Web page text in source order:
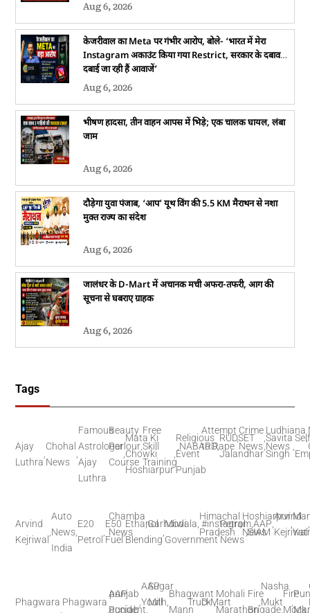
Aug 6, 2026
केजरीवाल का Meta पर गंभीर आरोप, बोले- ‘भारत में मेरा
Instagram अकाउंट किया गया Restrict, सरकार के दबाव में
दबाई जा रही हैं आवाजें’
Aug 6, 2026
भीषण हादसा, तीन वाहन आपस में भिड़े; एक चालक घायल, लंबा
जाम
Aug 6, 2026
दौड़ेगा युवा पंजाब, ‘आप’ यूथ विंग की 5.5 KM मैराथन से नशा
मुक्त राज्य का संदेश
Aug 6, 2026
जालंधर के D-Mart में अचानक मची अफरा-तफरी, आग की
सूचना से घबराए ग्राहक
Aug 6, 2026
Tags
Ajay
Luthra
Chohal
News
Famous
Astrologer
Ajay
Luthra
Mata Ki
Chowki
Hoshiarpur
Religious
Event
Punjab
Beauty
Parlour
Course
,
Free
Skill
Training
NABARD,
RUDSET
Jalandhar
,
Savita
Singh
Self
Attempt
to Rape
,
Crime
News
,
Ludhiana
News
,
Arvind
Kejriwal
Auto
News
India
E20
Petrol
E50
Fuel
,
Ethanol
Blending
Modi
Government
,
Petrol
News
,SIAM
Chamba
News
,Garhdiwala
Himachal
Pradesh
,
Hoshiarpur
News
#instagram,AAP
Arvind
Kejriwal
Phagwara Phagwara
,
punjab
accident
Sugar
Mill
,
Truck
AAP
Punjab
AAP
Youth
Bhagwant
Mann
,
Mohali
Marathon
Nasha
Mukt
D-Mart
,
Fire
Brigade
Fire
Mock,